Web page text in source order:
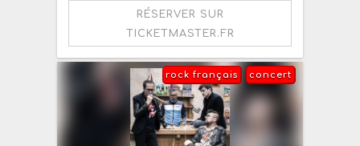
RÉSERVER SUR
TICKETMASTER.FR
concert
rock français